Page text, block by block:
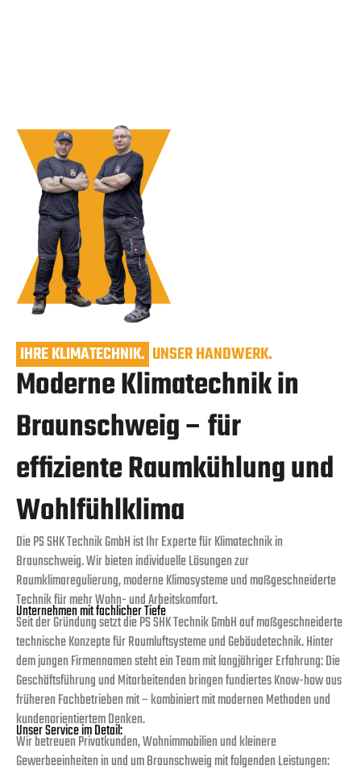
IHRE KLIMATECHNIK. UNSER HANDWERK.
Moderne Klimatechnik in
Braunschweig – für
effiziente Raumkühlung und
Wohlfühlklima
Die PS SHK Technik GmbH ist Ihr Experte für Klimatechnik in
Braunschweig. Wir bieten individuelle Lösungen zur
Raumklimaregulierung, moderne Klimasysteme und maßgeschneiderte
Technik für mehr Wohn- und Arbeitskomfort.
Unternehmen mit fachlicher Tiefe
Seit der Gründung setzt die PS SHK Technik GmbH auf maßgeschneiderte
technische Konzepte für Raumluftsysteme und Gebäudetechnik. Hinter
dem jungen Firmennamen steht ein Team mit langjähriger Erfahrung: Die
Geschäftsführung und Mitarbeitenden bringen fundiertes Know-how aus
früheren Fachbetrieben mit – kombiniert mit modernen Methoden und
kundenorientiertem Denken.
Unser Service im Detail:
Wir betreuen Privatkunden, Wohnimmobilien und kleinere
Gewerbeeinheiten in und um Braunschweig mit folgenden Leistungen: